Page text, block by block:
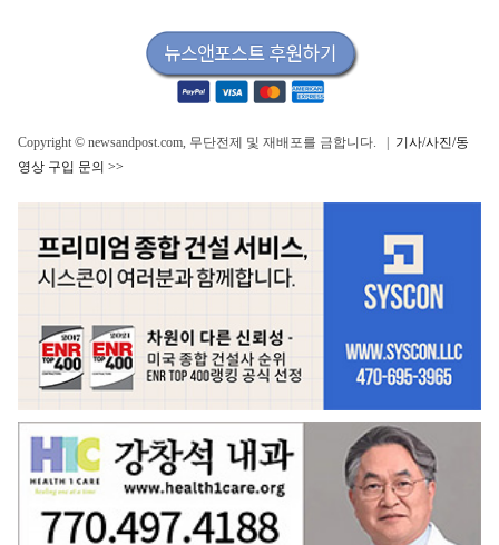
Copyright © newsandpost.com, 무단전제 및 재배포를 금합니다. | 기사/사진/동
영상 구입 문의 >>